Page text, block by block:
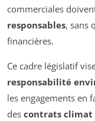
commerciales
responsables, sans
financières.
Ce cadre législatif
responsabilité
les engagements en
des contrats climat